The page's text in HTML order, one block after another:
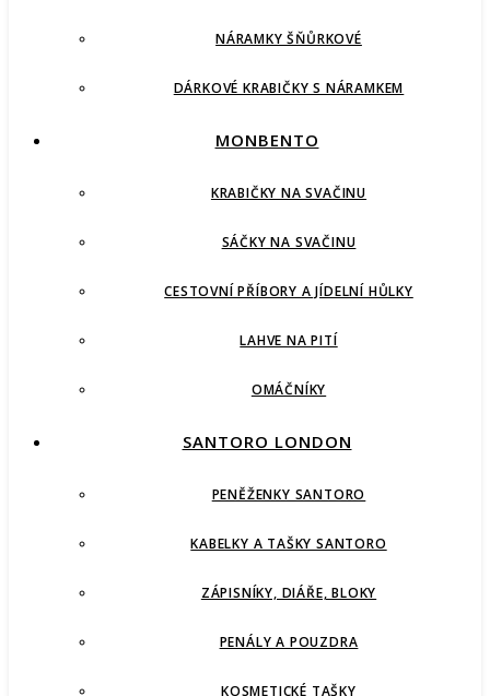
NÁRAMKY ŠŇŮRKOVÉ
DÁRKOVÉ KRABIČKY S NÁRAMKEM
MONBENTO
KRABIČKY NA SVAČINU
SÁČKY NA SVAČINU
CESTOVNÍ PŘÍBORY A JÍDELNÍ HŮLKY
LAHVE NA PITÍ
OMÁČNÍKY
SANTORO LONDON
PENĚŽENKY SANTORO
KABELKY A TAŠKY SANTORO
ZÁPISNÍKY, DIÁŘE, BLOKY
PENÁLY A POUZDRA
KOSMETICKÉ TAŠKY